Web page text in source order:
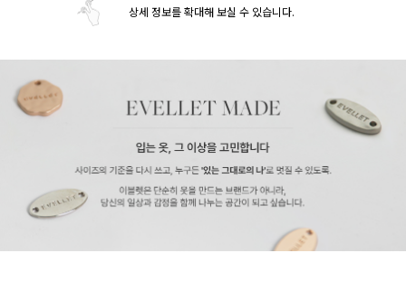
상세 정보를 확대해 보실 수 있습니다.